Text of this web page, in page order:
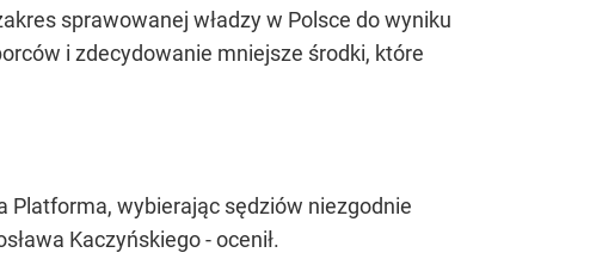
sprawowanej władzy w Polsce do wyniku
i zdecydowanie mniejsze środki, które
Platforma, wybierając sędziów niezgodnie
Kaczyńskiego - ocenił.